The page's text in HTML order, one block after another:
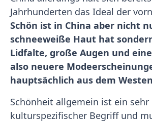
Jahrhunderten das Ideal der
Schön ist in China aber nicht
schneeweiße Haut hat
Lidfalte, große Augen und
also neuere
hauptsächlich aus dem Westen
Schönheit allgemein ist ein sehr
kulturspezifischer Begriff und